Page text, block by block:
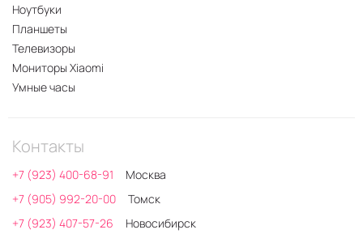
Ноутбуки
Планшеты
Телевизоры
Мониторы Xiaomi
Умные часы
Контакты
+7 (923) 400-68-91
Москва
+7 (905) 992-20-00
Томск
+7 (923) 407-57-26
Новосибирск